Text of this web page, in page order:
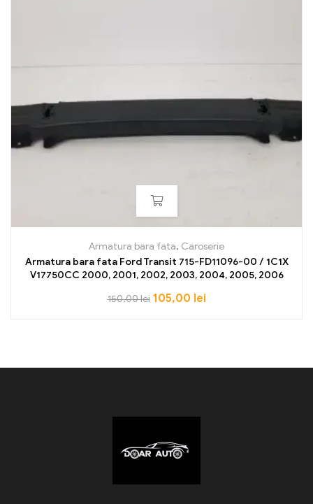
Armatura bara fata, Caroserie
Armatura bara fata Ford Transit 715-FD11096-00 / 1C1X
V17750CC 2000, 2001, 2002, 2003, 2004, 2005, 2006
150,00lei 105,00 lei